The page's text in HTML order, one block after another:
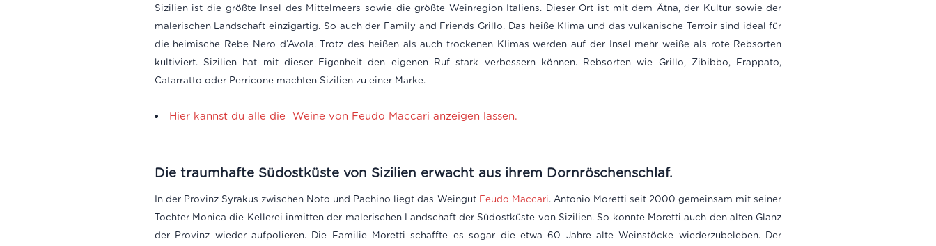
Sizilien ist die größte Insel des Mittelmeers sowie die größte Weinregion Italiens. Dieser Ort ist mit dem Ätna, der Kultur sowie der
malerischen Landschaft einzigartig. So auch der Family and Friends Grillo. Das heiße Klima und das vulkanische Terroir sind ideal für
die heimische Rebe Nero d’Avola. Trotz des heißen als auch trockenen Klimas werden auf der Insel mehr weiße als rote Rebsorten
kultiviert. Sizilien hat mit dieser Eigenheit den eigenen Ruf stark verbessern können. Rebsorten wie Grillo, Zibibbo, Frappato,
Catarratto oder Perricone machten Sizilien zu einer Marke.
Hier kannst du alle die Weine von Feudo Maccari anzeigen lassen.
Die traumhafte Südostküste von Sizilien erwacht aus ihrem Dornröschenschlaf.
In der Provinz Syrakus zwischen Noto und Pachino liegt das Weingut Feudo Maccari. Antonio Moretti seit 2000 gemeinsam mit seiner
Tochter Monica die Kellerei inmitten der malerischen Landschaft der Südostküste von Sizilien. So konnte Moretti auch den alten Glanz
der Provinz wieder aufpolieren. Die Familie Moretti schaffte es sogar die etwa 60 Jahre alte Weinstöcke wiederzubeleben. Der